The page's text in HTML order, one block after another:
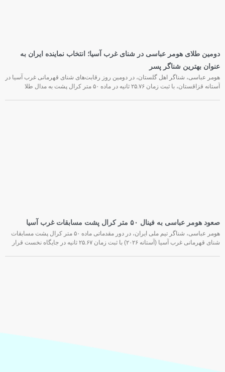
دومین طلای هومر عباسی در شنای غرب آسیا؛ انتخاب نماینده ایران به
عنوان بهترین شناگر پسر
هومر عباسی، شناگر اهل گلستان، در دومین روز رقابت‌های شنای قهرمانی غرب آسیا در
آستانه قزاقستان، با ثبت زمان ۲۵.۷۶ ثانیه در ماده ۵۰ متر کرال پشت به مدال طلا
صعود هومر عباسی به فینال ۵۰ متر کرال پشت مسابقات غرب آسیا
هومر عباسی، شناگر تیم ملی ایران، در دور مقدماتی ماده ۵۰ متر کرال پشت مسابقات
شنای قهرمانی غرب آسیا (آستانه ۲۰۲۶) با ثبت زمان ۲۵.۶۷ ثانیه در جایگاه نخست قرار